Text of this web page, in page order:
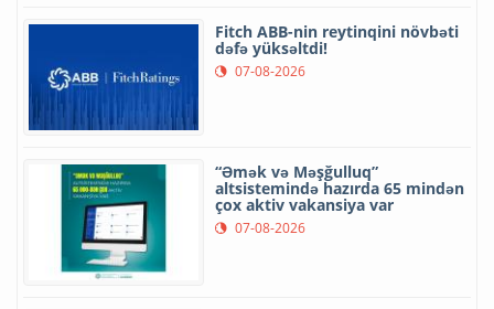
Fitch ABB-nin reytinqini növbəti
dəfə yüksəltdi!
07-08-2026
“Əmək və Məşğulluq”
altsistemində hazırda 65 mindən
çox aktiv vakansiya var
07-08-2026